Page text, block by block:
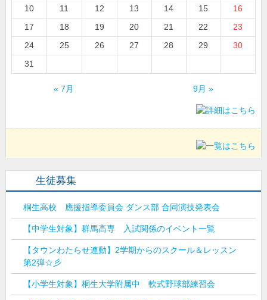
10
11 12 13 14 15
16
17
18 19 20 21 22
23
24
25 26 27 28 29
30
31
« 7月 9月 »
生徒募集
桐生高校 應援指導委員会 ダンス部 合同演技発表会
【中学生対象】群馬高専 入試関係のイベント一覧
【タウンわたらせ連動】2学期からのスクール＆レッスン
第2弾☆彡
【小学生対象】桐生大学附属中 軟式野球部練習会